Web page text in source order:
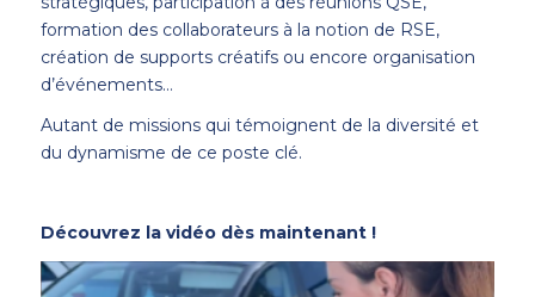
formation des collaborateurs à la notion de RSE,
création de supports créatifs ou encore organisation
d’événements…
Autant de missions qui témoignent de la diversité et
du dynamisme de ce poste clé.
Découvrez la vidéo dès maintenant !